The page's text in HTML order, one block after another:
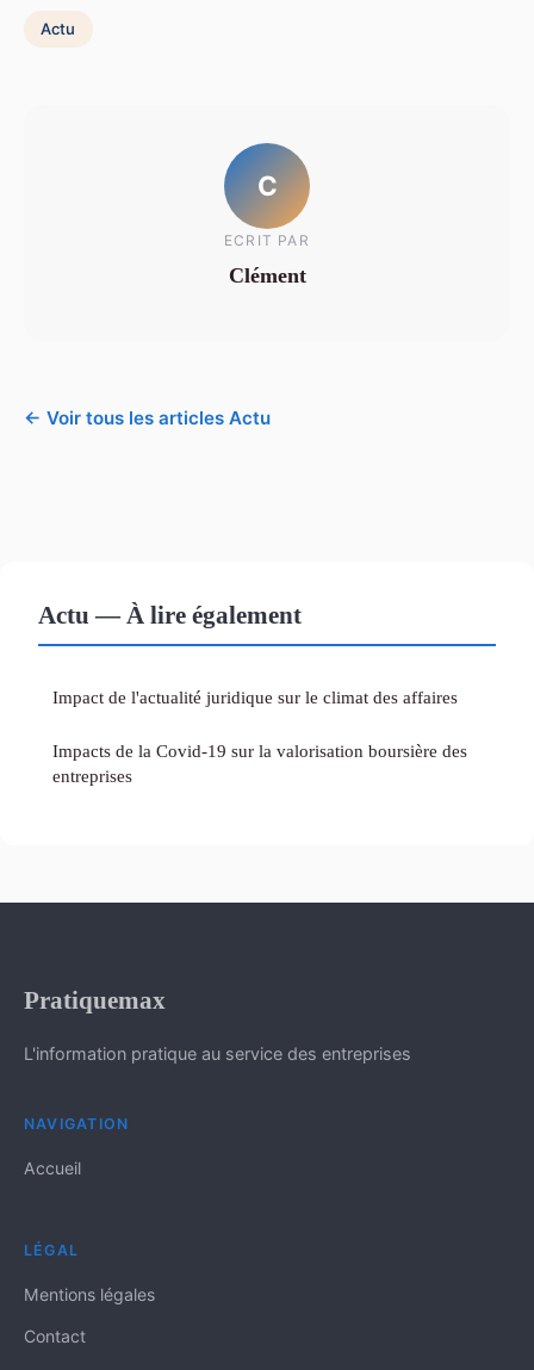
Actu
C
ECRIT PAR
Clément
← Voir tous les articles Actu
Actu — À lire également
Impact de l'actualité juridique sur le climat des affaires
Impacts de la Covid-19 sur la valorisation boursière des
entreprises
Pratiquemax
L'information pratique au service des entreprises
NAVIGATION
Accueil
LÉGAL
Mentions légales
Contact